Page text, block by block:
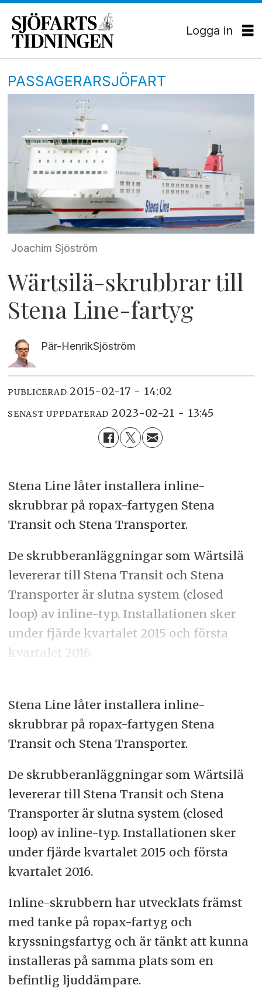
Logga in
PASSAGERARSJÖFART
Joachim Sjöström
Wärtsilä-skrubbrar till
Stena Line-fartyg
Pär-HenrikSjöström
PUBLICERAD 2015-02-17 - 14:02
SENAST UPPDATERAD 2023-02-21 - 13:45
Stena Line låter installera inline-
skrubbrar på ropax-fartygen Stena
Transit och Stena Transporter.
De skrubberanläggningar som Wärtsilä
levererar till Stena Transit och Stena
Transporter är slutna system (closed
loop) av inline-typ. Installationen sker
under fjärde kvartalet 2015 och första
kvartalet 2016.
Stena Line låter installera inline-
skrubbrar på ropax-fartygen Stena
Transit och Stena Transporter.
De skrubberanläggningar som Wärtsilä
levererar till Stena Transit och Stena
Transporter är slutna system (closed
loop) av inline-typ. Installationen sker
under fjärde kvartalet 2015 och första
kvartalet 2016.
Inline-skrubbern har utvecklats främst
med tanke på ropax-fartyg och
kryssningsfartyg och är tänkt att kunna
installeras på samma plats som en
befintlig ljuddämpare.